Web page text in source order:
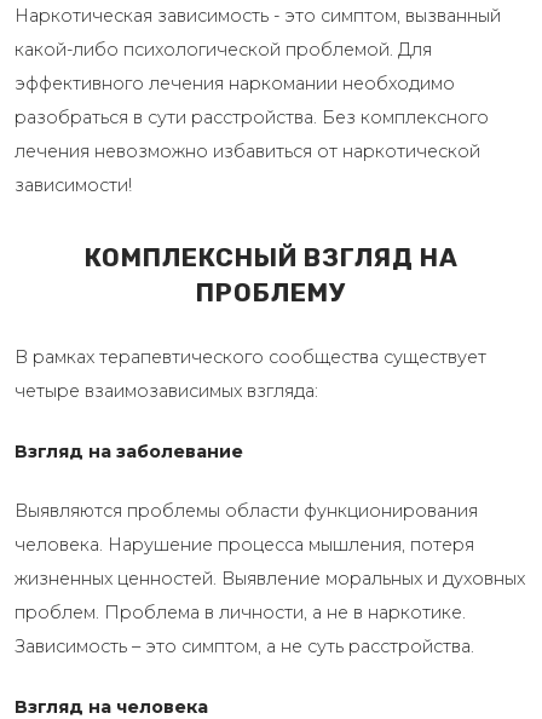
Наркотическая зависимость - это симптом, вызванный
какой-либо психологической проблемой. Для
эффективного лечения наркомании необходимо
разобраться в сути расстройства. Без комплексного
лечения невозможно избавиться от наркотической
зависимости!
КОМПЛЕКСНЫЙ ВЗГЛЯД НА
ПРОБЛЕМУ
В рамках терапевтического сообщества существует
четыре взаимозависимых взгляда:
Взгляд на заболевание
Выявляются проблемы области функционирования
человека. Нарушение процесса мышления, потеря
жизненных ценностей. Выявление моральных и духовных
проблем. Проблема в личности, а не в наркотике.
Зависимость – это симптом, а не суть расстройства.
Взгляд на человека